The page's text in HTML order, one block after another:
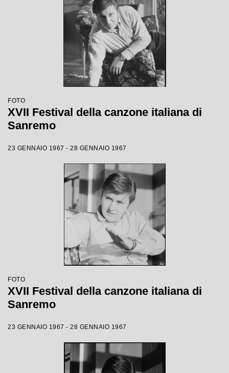
FOTO
XVII Festival della canzone italiana di
Sanremo
23 GENNAIO 1967 - 28 GENNAIO 1967
FOTO
XVII Festival della canzone italiana di
Sanremo
23 GENNAIO 1967 - 28 GENNAIO 1967